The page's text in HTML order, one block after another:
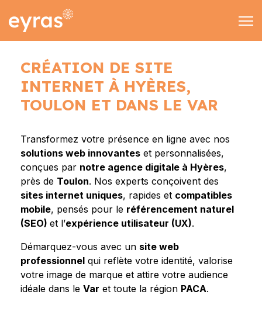
09 70 70 90 02
contact@eyras-
CRÉATION DE SITE
INTERNET À HYÈRES,
TOULON ET DANS LE VAR
Transformez votre présence en ligne avec nos
solutions web innovantes et personnalisées,
conçues par notre agence digitale à Hyères,
près de Toulon. Nos experts conçoivent des
sites internet uniques, rapides et compatibles
mobile, pensés pour le référencement naturel
(SEO) et l’expérience utilisateur (UX).
Démarquez-vous avec un site web
professionnel qui reflète votre identité, valorise
votre image de marque et attire votre audience
idéale dans le Var et toute la région PACA.